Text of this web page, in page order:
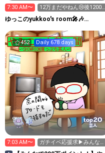
7:30 AM〜
12万まだやねん😢後12000
くらい🙏
ゆっこのyukkoo's room🎤🎶
452 Daily 678 days
top20
芸人
7:03 AM〜
ガチイベ応援求▶︎みんなで
豪華カタログギフト！